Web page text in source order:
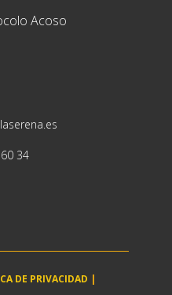
Acoso
34
DE PRIVACIDAD |